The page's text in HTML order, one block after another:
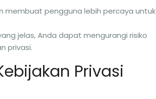
membuat pengguna lebih percaya untuk
jelas, Anda dapat mengurangi risiko
privasi.
Privasi